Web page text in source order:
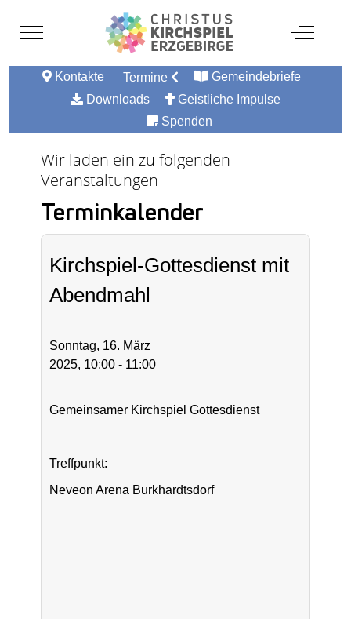
Mobile Menu Toggle Off-
Kontakte Termine
Gemeindebriefe
Downloads
Geistliche Impulse
Spenden
Wir laden ein zu folgenden
Veranstaltungen
Terminkalender
Kirchspiel-Gottesdienst mit
Abendmahl
Sonntag, 16. März
2025, 10:00 - 11:00
Gemeinsamer Kirchspiel Gottesdienst
Treffpunkt:
Neveon Arena Burkhardtsdorf